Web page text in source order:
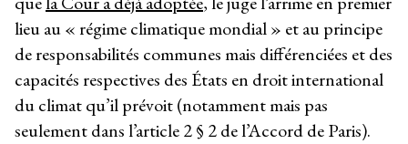
lieu au « régime climatique mondial » et au principe
de responsabilités communes mais différenciées et des
capacités respectives des États en droit international
du climat qu’il prévoit (notamment mais pas
seulement dans l’article 2 § 2 de l’Accord de Paris).